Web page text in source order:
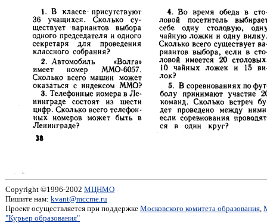
Copyright ©1996-2002 МЦНМО
Пишите нам: kvant@mccme.ru
Проект осуществляется при поддержке Московского комитета образования,
"Курьер образования"